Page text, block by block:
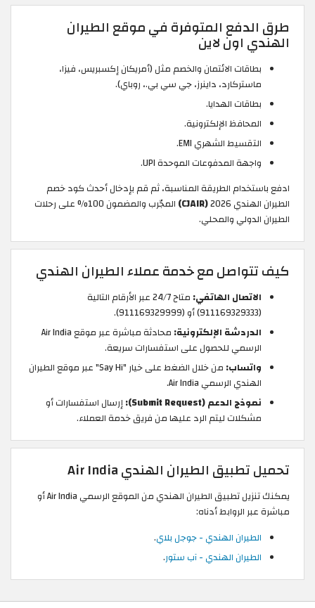
طرق الدفع المتوفرة في موقع الطيران
الهندي اون لاين
بطاقات الائتمان والخصم مثل (أمريكان إكسبريس، فيزا،
ماستركارد، داينرز، جي سي بي.، روباي).
بطاقات الهدايا.
المحافظ الإلكترونية.
التقسيط الشهري EMI.
واجهة المدفوعات الموحدة UPI.
ادفع باستخدام الطريقة المناسبة، ثم قم بإدخال أحدث كود خصم
الطيران الهندي 2026
(CJAIR)
المجّرب والمضمون 100% على رحلات
الطيران الدولي والمحلي.
كيف تتواصل مع خدمة عملاء الطيران الهندي
الاتصال الهاتفي:
متاح 24/7 عبر الأرقام التالية
(911169329333) أو (911169329999).
الدردشة الإلكترونية:
محادثة مباشرة عبر موقع Air India
الرسمي للحصول على استفسارات سريعة.
واتساب:
من خلال الضغط على خيار "Say Hi" عبر موقع الطيران
الهندي الرسمي Air India.
نموذج الدعم (Submit Request):
إرسال استفسارات أو
مشكلات ليتم الرد عليها من فريق خدمة العملاء.
تحميل تطبيق الطيران الهندي Air India
يمكنك تنزيل تطبيق الطيران الهندي من الموقع الرسمي Air India أو
مباشرة عبر الروابط أدناه:
الطيران الهندي - جوجل بلاي.
الطيران الهندي - آب ستور.